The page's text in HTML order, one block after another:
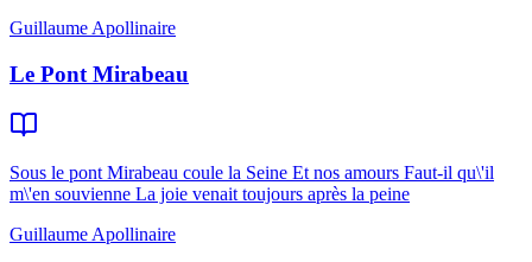
Guillaume Apollinaire
Le Pont Mirabeau
Sous le pont Mirabeau coule la Seine Et nos amours Faut-il qu\'il
m\'en souvienne La joie venait toujours après la peine
Guillaume Apollinaire